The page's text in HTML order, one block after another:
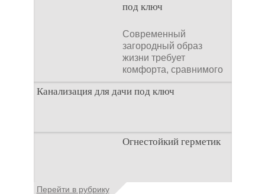
под ключ
Современный
загородный образ
жизни требует
комфорта, сравнимого
с городским. Однако
отсутствие
препятствием. Многие
— это сложный и
Канализация для дачи под ключ
Современный загородный образ жизни
централизованных коммуникаций часто
становится главным препятствием. Многие
Огнестойкий герметик
Огнестойкий герметик –
Перейти в рубрику